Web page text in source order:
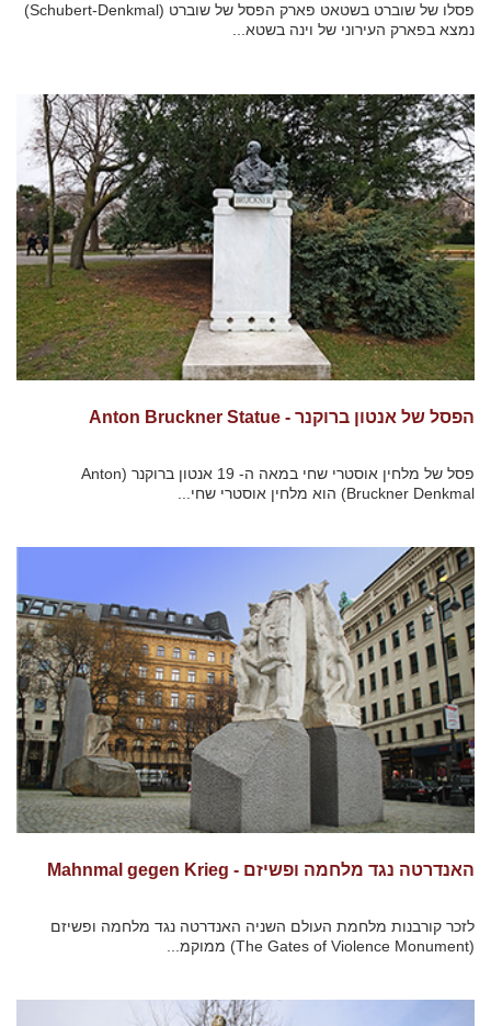
פסלו של שוברט בשטאט פארק הפסל של שוברט (Schubert-Denkmal)
נמצא בפארק העירוני של וינה בשטא...
הפסל של אנטון ברוקנר - Anton Bruckner Statue
פסל של מלחין אוסטרי שחי במאה ה- 19 אנטון ברוקנר (Anton
Bruckner Denkmal) הוא מלחין אוסטרי שחי...
האנדרטה נגד מלחמה ופשיזם - Mahnmal gegen Krieg
לזכר קורבנות מלחמת העולם השניה האנדרטה נגד מלחמה ופשיזם
(The Gates of Violence Monument) ממוקמ...